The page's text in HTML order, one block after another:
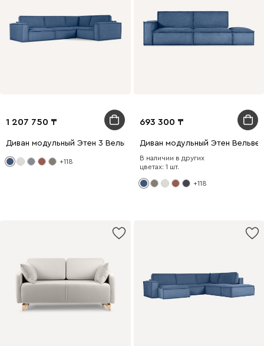
1 207 750
Диван модульный Этен 3 Вельвет Синий
+118
693 300
Диван модульный Этен
В наличии в других
цветах: 1 шт.
+118